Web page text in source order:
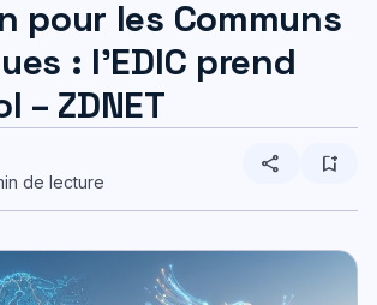
pour les Communs
: l’EDIC prend
– ZDNET
de lecture
share bookmark_add